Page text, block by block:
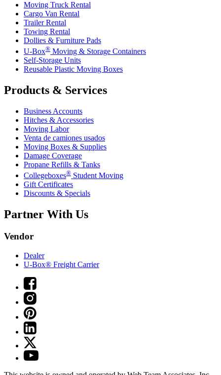
Moving Truck Rental
Cargo Van Rental
Trailer Rental
Towing Rental
Dollies & Furniture Pads
U-Box® Moving & Storage Containers
Self-Storage Units
Reusable Plastic Moving Boxes
Products & Services
Business Accounts
Hitches & Accessories
Moving Labor
Venta de camiones usados
Moving Boxes & Supplies
Damage Coverage
Propane Refills & Tanks
Collegeboxes® Student Moving
Gift Certificates
Discounts & Specials
Partner With Us
Vendor
Dealer
U-Box® Freight Carrier